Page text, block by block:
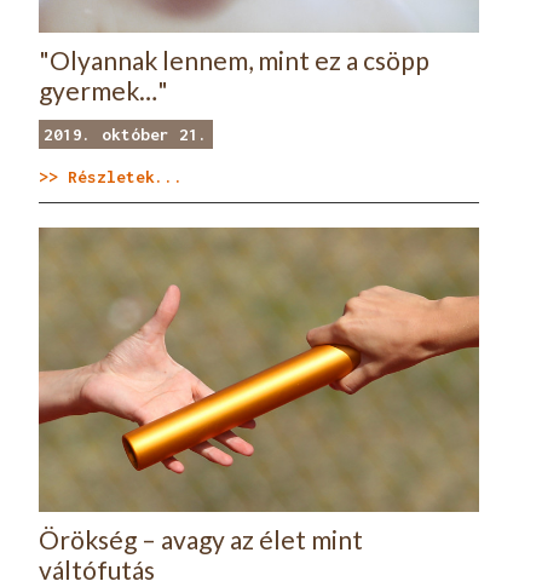
"Olyannak lennem, mint ez a csöpp
gyermek…"
2019. október 21.
>> Részletek...
Örökség – avagy az élet mint
váltófutás